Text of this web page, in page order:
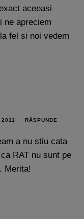
aceeasi
ne apreciem
fel si noi vedem
RĂSPUNDE
a nu stiu cata
RAT nu sunt pe
Merita!